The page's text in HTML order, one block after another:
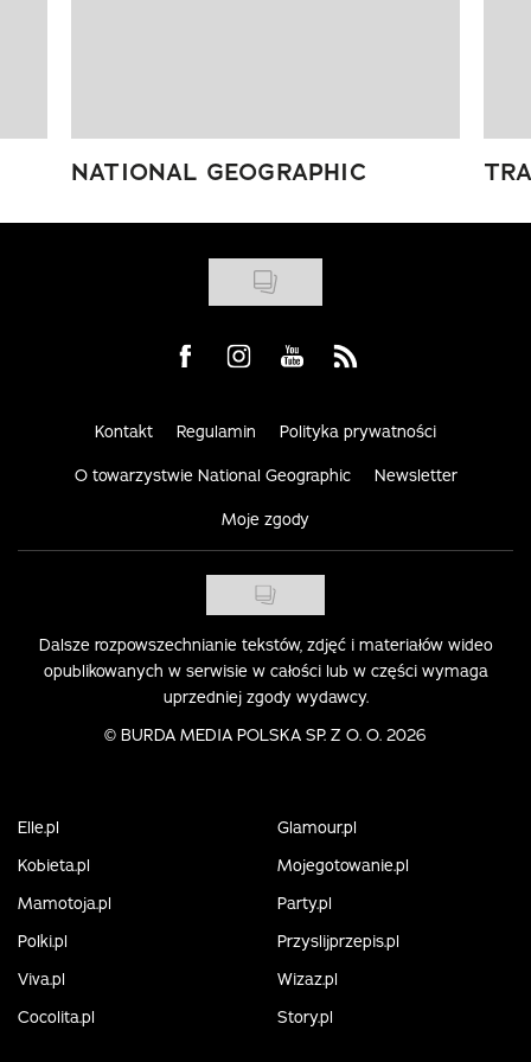
NATIONAL GEOGRAPHIC
Visit us on Facebook
Visit us on Instagram
Visit us on Youtube
Visit us on Rss
Kontakt Regulamin Polityka prywatności
O towarzystwie National Geographic Newsletter
Moje zgody
Dalsze rozpowszechnianie tekstów, zdjęć i materiałów wideo
opublikowanych w serwisie w całości lub w części wymaga
uprzedniej zgody wydawcy.
© BURDA MEDIA POLSKA SP. Z O. O. 2026
Elle.pl
Glamour.pl
Kobieta.pl
Mojegotowanie.pl
Mamotoja.pl
Party.pl
Polki.pl
Przyslijprzepis.pl
Viva.pl
Wizaz.pl
Cocolita.pl
Story.pl